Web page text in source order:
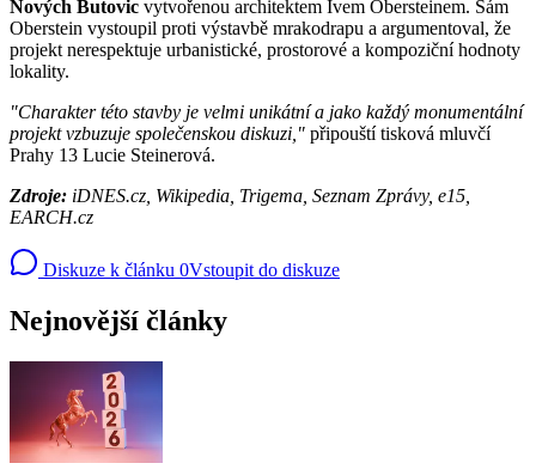
Nových Butovic vytvořenou architektem Ivem Obersteinem. Sám
Oberstein vystoupil proti výstavbě mrakodrapu a argumentoval, že
projekt nerespektuje urbanistické, prostorové a kompoziční hodnoty
lokality.
"Charakter této stavby je velmi unikátní a jako každý monumentální
projekt vzbuzuje společenskou diskuzi," připouští tisková mluvčí
Prahy 13 Lucie Steinerová.
Zdroje: iDNES.cz, Wikipedia, Trigema, Seznam Zprávy, e15,
EARCH.cz
Diskuze k článku 0Vstoupit do diskuze
Nejnovější články